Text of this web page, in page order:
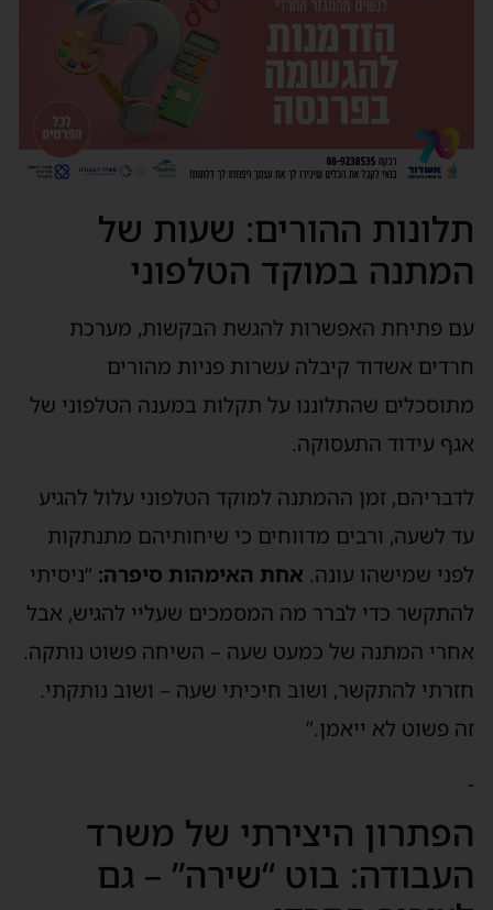
תלונות ההורים: שעות של
המתנה במוקד הטלפוני
עם פתיחת האפשרות להגשת הבקשות, מערכת
חרדים אשדוד קיבלה עשרות פניות מהורים
מתוסכלים שהתלוננו על תקלות במענה הטלפוני של
אגף עידוד התעסוקה.
לדבריהם, זמן ההמתנה למוקד הטלפוני עלול להגיע
עד לשעה, ורבים מדווחים כי שיחותיהם מתנתקות
לפני שמישהו עונה. אחת האימהות סיפרה: “ניסיתי
להתקשר כדי לברר מה המסמכים שעליי להגיש, אבל
אחרי המתנה של כמעט שעה – השיחה פשוט נותקה.
חזרתי להתקשר, ושוב חיכיתי שעה – ושוב נותקתי.
זה פשוט לא ייאמן.”
-
הפתרון היצירתי של משרד
העבודה: בוט “שירה” – גם